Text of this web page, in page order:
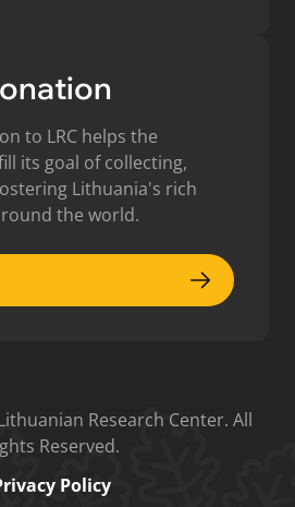
to LRC helps the
its goal of collecting,
Lithuania's rich
the world.
Research Center. All
Reserved.
Policy